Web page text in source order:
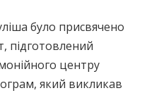
було присвячено
підготовлений
центру
який викликав